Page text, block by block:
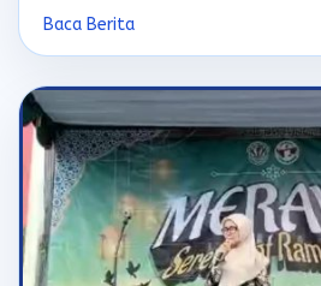
menggelar […]
Baca Berita